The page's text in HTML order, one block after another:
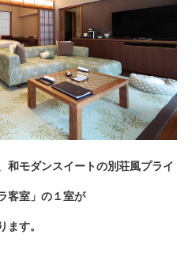
和モダンスイートの別荘風プライ
客室」の１室が
ます。